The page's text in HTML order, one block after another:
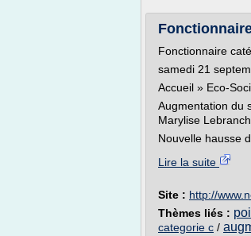
Fonctionnaire
samedi 21
Accueil » Eco-
Augmentation du
Marylise
Nouvelle hausse
Lire la suite
Site : http://
Thèmes liés :
categorie c /